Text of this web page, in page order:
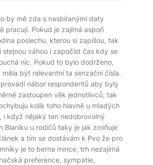
by mě zda s nasbíranými daty
pracují. Pokud je zajímá aspoň
poslechu, kterou si zapíšou, tak
stejnou váhou i započíst čas kdy se
nic. Pokud to bylo dodrženo,
měla být relevantní ta senzační čísla.
nábor respondentů aby byly
zastoupen věk jednotlivců, tak
kolik toho hlavně u mladých
i když nějaký ten nedobrovolný
Blaníku u rodičů taky je jak zmiňuje
a tím se dostávám k Pvo že pro
je to berna mince, trh nezajímá
preference, sympatie,